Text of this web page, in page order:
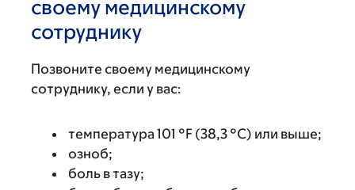
своему медицинскому
сотруднику
Позвоните своему медицинскому
сотруднику, если у вас:
температура 101 °F (38,3 °C) или выше;
озноб;
боль в тазу;